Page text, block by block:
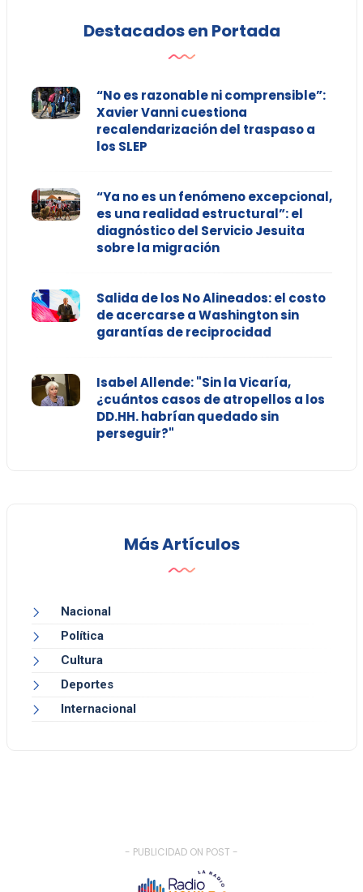
Destacados en Portada
“No es razonable ni comprensible”:
Xavier Vanni cuestiona
recalendarización del traspaso a
los SLEP
“Ya no es un fenómeno excepcional,
es una realidad estructural”: el
diagnóstico del Servicio Jesuita
sobre la migración
Salida de los No Alineados: el costo
de acercarse a Washington sin
garantías de reciprocidad
Isabel Allende: "Sin la Vicaría,
¿cuántos casos de atropellos a los
DD.HH. habrían quedado sin
perseguir?"
Más Artículos
Nacional
Política
Cultura
Deportes
Internacional
- PUBLICIDAD ON POST -